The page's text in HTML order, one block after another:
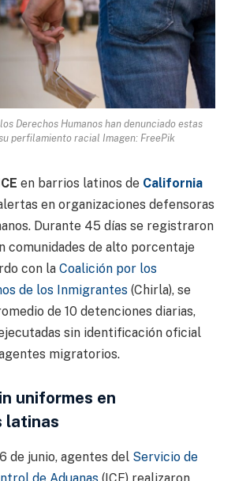
Derechos Humanos han denunciado estas
perfilamiento racial Imagen: FreePik
en barrios latinos de California
en organizaciones defensoras
Durante 45 días se registraron
comunidades de alto porcentaje
con la Coalición por los
de los Inmigrantes (Chirla), se
de 10 detenciones diarias,
sin identificación oficial
migratorios.
uniformes en
latinas
de junio, agentes del Servicio de